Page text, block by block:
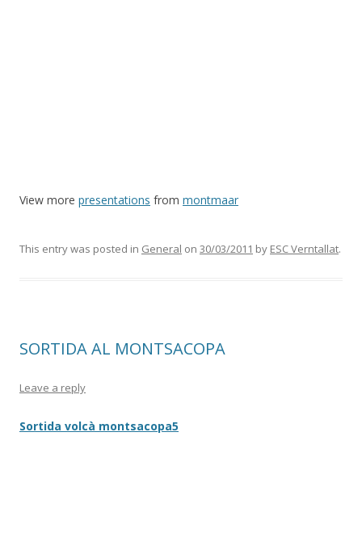
View more presentations from montmaar
This entry was posted in General on 30/03/2011 by ESC Verntallat.
SORTIDA AL MONTSACOPA
Leave a reply
Sortida volcà montsacopa5